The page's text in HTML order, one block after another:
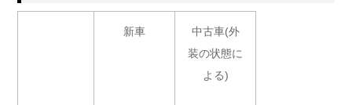
新車
中古車(外
装の状態に
よる)